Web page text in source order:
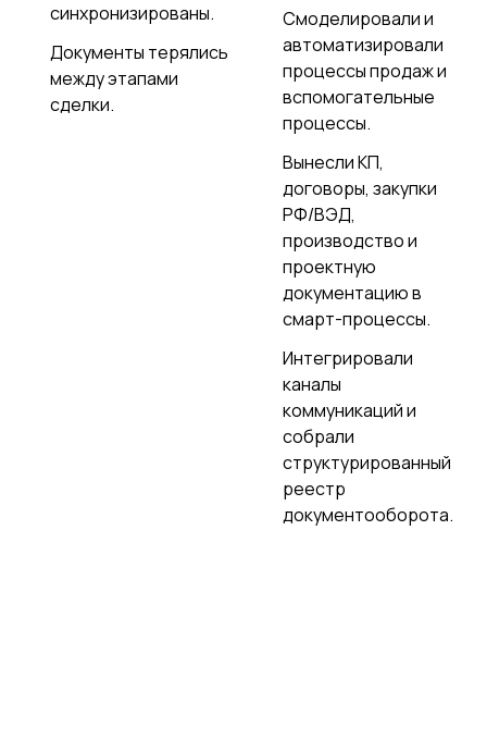
синхронизированы.
Документы терялись
между этапами
сделки.
Смоделировали и
автоматизировали
процессы продаж и
вспомогательные
процессы.
Вынесли КП,
договоры, закупки
РФ/ВЭД,
производство и
проектную
документацию в
смарт-процессы.
Интегрировали
каналы
коммуникаций и
собрали
структурированный
реестр
документооборота.